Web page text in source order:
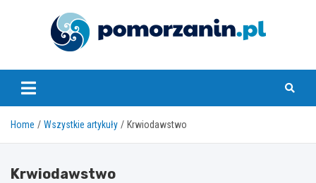
pomorzanin.pl
Home Wszystkie artykuły Krwiodawstwo
Krwiodawstwo